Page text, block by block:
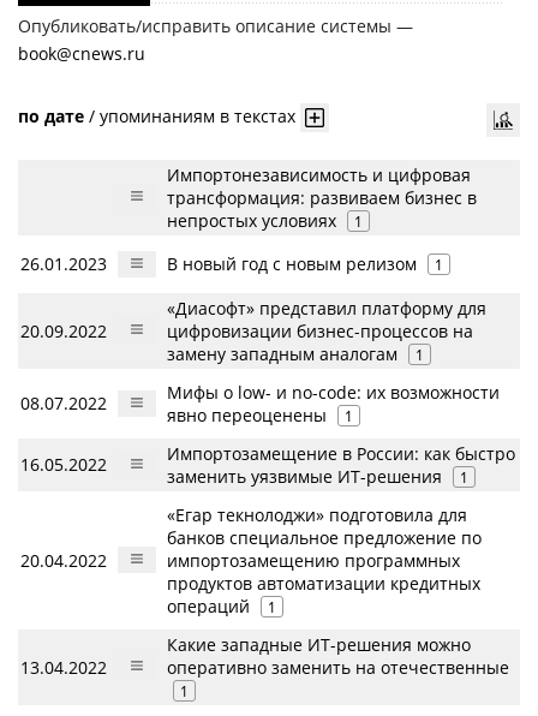
Опубликовать/исправить описание системы —
book@cnews.ru
по дате / упоминаниям в текстах
Импортонезависимость и цифровая
трансформация: развиваем бизнес в
непростых условиях
1
26.01.2023 В новый год с новым релизом 1
20.09.2022
«Диасофт» представил платформу для
цифровизации бизнес-процессов на
замену западным аналогам
1
08.07.2022
Мифы о low- и no-code: их возможности
явно переоценены
1
16.05.2022
Импортозамещение в России: как быстро
заменить уязвимые ИТ-решения
1
20.04.2022
«Егар текнолоджи» подготовила для
банков специальное предложение по
импортозамещению программных
продуктов автоматизации кредитных
операций
1
13.04.2022
Какие западные ИТ-решения можно
оперативно заменить на отечественные
1